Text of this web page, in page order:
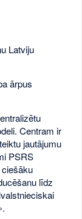
Latviju
ārpus
Centram ir
jautājumu
PSRS
līdz